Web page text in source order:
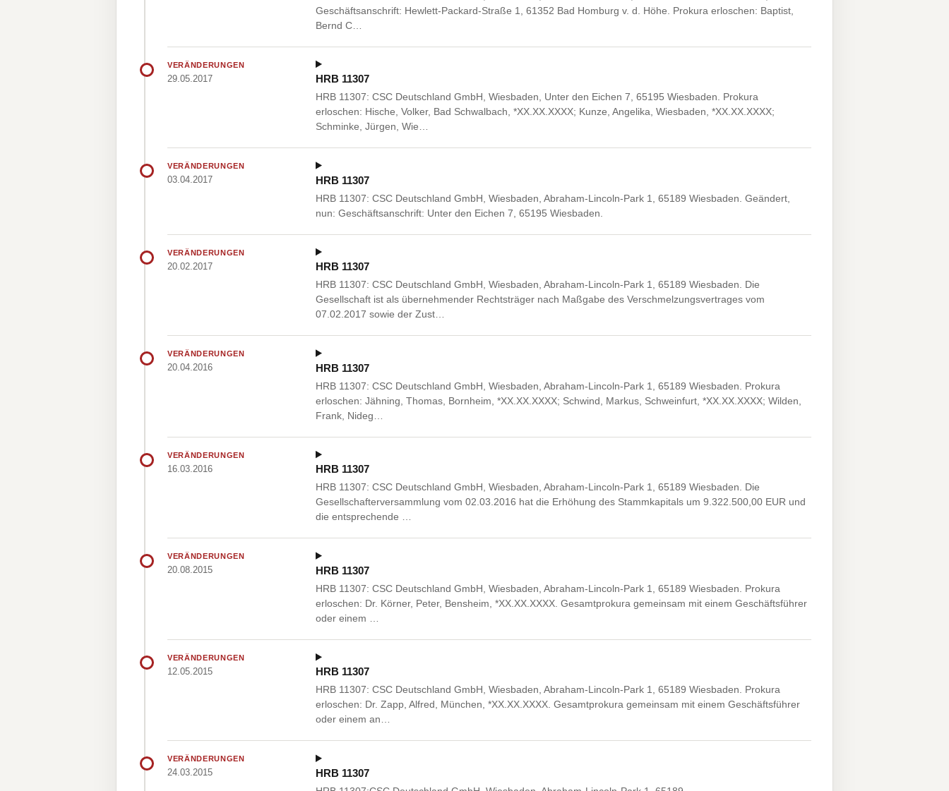
Geschäftsanschrift: Hewlett-Packard-Straße 1, 61352 Bad Homburg v. d. Höhe. Prokura erloschen: Baptist,
Bernd C…
VERÄNDERUNGEN
29.05.2017 HRB 11307
HRB 11307: CSC Deutschland GmbH, Wiesbaden, Unter den Eichen 7, 65195 Wiesbaden. Prokura
erloschen: Hische, Volker, Bad Schwalbach, *XX.XX.XXXX; Kunze, Angelika, Wiesbaden, *XX.XX.XXXX;
Schminke, Jürgen, Wie…
VERÄNDERUNGEN
03.04.2017 HRB 11307
HRB 11307: CSC Deutschland GmbH, Wiesbaden, Abraham-Lincoln-Park 1, 65189 Wiesbaden. Geändert,
nun: Geschäftsanschrift: Unter den Eichen 7, 65195 Wiesbaden.
VERÄNDERUNGEN
20.02.2017 HRB 11307
HRB 11307: CSC Deutschland GmbH, Wiesbaden, Abraham-Lincoln-Park 1, 65189 Wiesbaden. Die
Gesellschaft ist als übernehmender Rechtsträger nach Maßgabe des Verschmelzungsvertrages vom
07.02.2017 sowie der Zust…
VERÄNDERUNGEN
20.04.2016 HRB 11307
HRB 11307: CSC Deutschland GmbH, Wiesbaden, Abraham-Lincoln-Park 1, 65189 Wiesbaden. Prokura
erloschen: Jähning, Thomas, Bornheim, *XX.XX.XXXX; Schwind, Markus, Schweinfurt, *XX.XX.XXXX; Wilden,
Frank, Nideg…
VERÄNDERUNGEN
16.03.2016 HRB 11307
HRB 11307: CSC Deutschland GmbH, Wiesbaden, Abraham-Lincoln-Park 1, 65189 Wiesbaden. Die
Gesellschafterversammlung vom 02.03.2016 hat die Erhöhung des Stammkapitals um 9.322.500,00 EUR und
die entsprechende …
VERÄNDERUNGEN
20.08.2015 HRB 11307
HRB 11307: CSC Deutschland GmbH, Wiesbaden, Abraham-Lincoln-Park 1, 65189 Wiesbaden. Prokura
erloschen: Dr. Körner, Peter, Bensheim, *XX.XX.XXXX. Gesamtprokura gemeinsam mit einem Geschäftsführer
oder einem …
VERÄNDERUNGEN
12.05.2015 HRB 11307
HRB 11307: CSC Deutschland GmbH, Wiesbaden, Abraham-Lincoln-Park 1, 65189 Wiesbaden. Prokura
erloschen: Dr. Zapp, Alfred, München, *XX.XX.XXXX. Gesamtprokura gemeinsam mit einem Geschäftsführer
oder einem an…
VERÄNDERUNGEN
24.03.2015 HRB 11307